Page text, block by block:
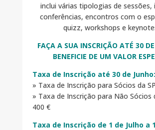
inclui várias tipologias de sessões,
conferências, encontros com o
quizz, workshops e
FAÇA A SUA INSCRIÇÃO ATÉ 30
BENEFICIE DE UM VALOR
Taxa de Inscrição até 30 de Junho:
» Taxa de Inscrição para Sócios da
» Taxa de Inscrição para Não Sócios
400 €
Taxa de Inscrição de 1 de Julho a